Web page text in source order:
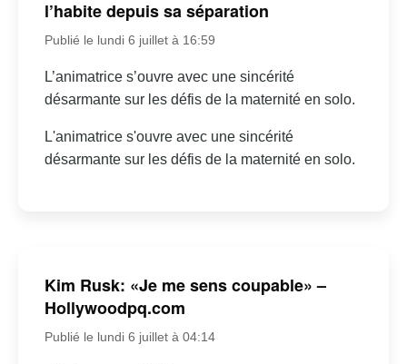
l’habite depuis sa séparation
Publié le lundi 6 juillet à 16:59
L’animatrice s’ouvre avec une sincérité
désarmante sur les défis de la maternité en solo.
L'animatrice s'ouvre avec une sincérité
désarmante sur les défis de la maternité en solo.
Kim Rusk: «Je me sens coupable» –
Hollywoodpq.com
Publié le lundi 6 juillet à 04:14